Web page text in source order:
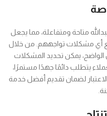
متاحة ومتفاعلة، مما يجعل
أي مشكلات تواجههم. من خلال
الواضح، يمكن تحديد المشكلات
يتطلب دائمًا جهدًا مستمرًا،
لضمان تقديم أفضل خدمة